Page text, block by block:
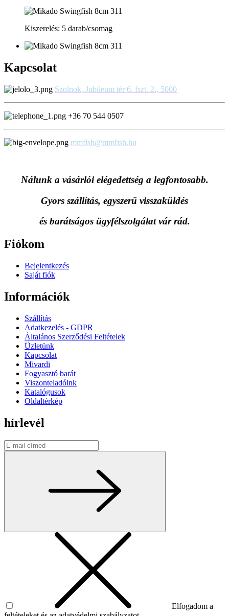
Kiszerelés: 5 darab/csomag
Kapcsolat
Szolnok, Jubileum tér 6. fszt. 2., 5000
+36 70 544 0507
mmfish@mmfish.hu
Nálunk a vásárlói elégedettség a legfontosabb.
Gyors szállítás, egyszerű visszaküldés
és barátságos ügyfélszolgálat vár rád.
Fiókom
Bejelentkezés
Saját fiók
Információk
Szállítás
Adatkezelés - GDPR
Általános Szerződési Feltételek
Üzletünk
Kapcsolat
Mivardi
Fogyasztó barát
Viszonteladóink
Katalógusok
Oldaltérkép
hírlevél
Elfogadom a